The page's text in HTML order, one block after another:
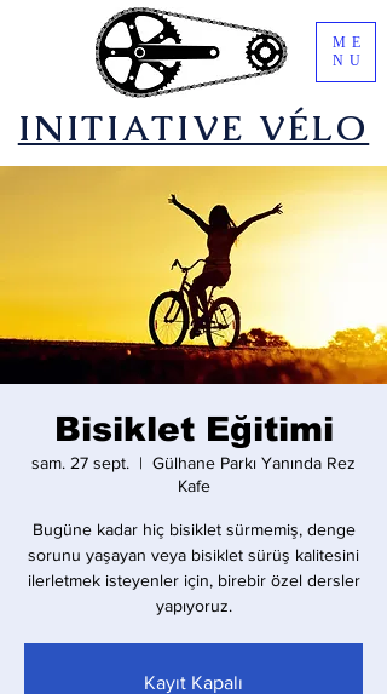
​INITIATIVE VÉLO
ME
NU
Bisiklet Eğitimi
sam. 27 sept.
  |
Gülhane Parkı Yanında Rez
Kafe
Bugüne kadar hiç bisiklet sürmemiş, denge
sorunu yaşayan veya bisiklet sürüş kalitesini
ilerletmek isteyenler için, birebir özel dersler
yapıyoruz.
Kayıt Kapalı